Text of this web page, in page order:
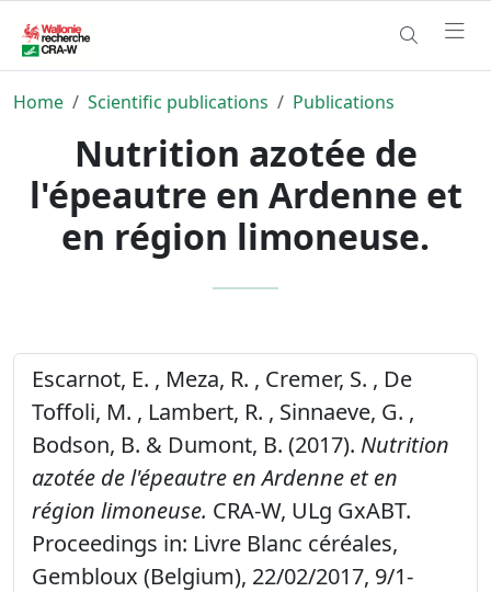
Home Scientific publications Publications
Nutrition azotée de
l'épeautre en Ardenne et
en région limoneuse.
Escarnot, E. , Meza, R. , Cremer, S. , De
Toffoli, M. , Lambert, R. , Sinnaeve, G. ,
Bodson, B. & Dumont, B. (2017). Nutrition
azotée de l'épeautre en Ardenne et en
région limoneuse. CRA-W, ULg GxABT.
Proceedings in: Livre Blanc céréales,
Gembloux (Belgium), 22/02/2017, 9/1-